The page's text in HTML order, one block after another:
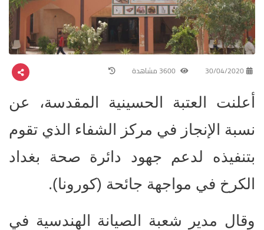
30/04/2020
أعلنت العتبة الحسينية المقدسة، عن
نسبة الإنجاز في مركز الشفاء الذي تقوم
بتنفيذه لدعم جهود دائرة صحة بغداد
الكرخ في مواجهة جائحة (كورونا).
وقال مدير شعبة الصيانة الهندسية في